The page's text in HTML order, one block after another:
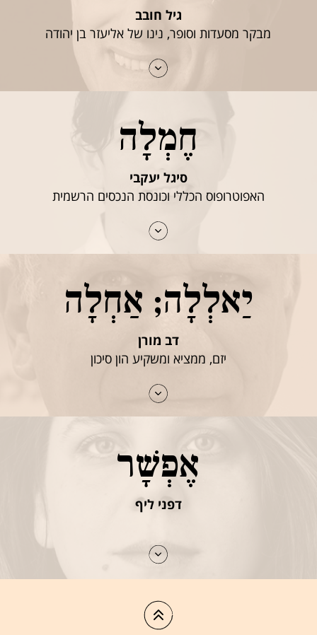
גיל חובב
מבקר מסעדות וסופר, נינו של אליעזר בן יהודה
חֶמְלָה
סיגל יעקבי
האפוטרופוס הכללי וכונסת הנכסים הרשמית
יַאלְלָה; אַחְלָה
דב מורן
יזם, ממציא ומשקיע הון סיכון
אֶפְשָׁר
דפני ליף